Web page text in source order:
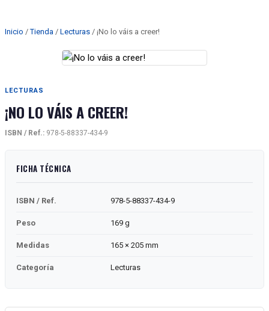
Inicio /Tienda / Lecturas / ¡No lo váis a creer!
LECTURAS
¡NO LO VÁIS A CREER!
ISBN / Ref.: 978-5-88337-434-9
FICHA TÉCNICA
ISBN / Ref. 978-5-88337-434-9
Peso 169 g
Medidas 165 × 205 mm
Categoría Lecturas